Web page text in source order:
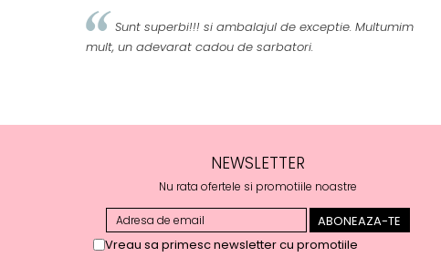
Sunt superbi!!! si ambalajul de exceptie. Multumim
mult, un adevarat cadou de sarbatori.
NEWSLETTER
Nu rata ofertele si promotiile noastre
Vreau sa primesc newsletter cu promotiile